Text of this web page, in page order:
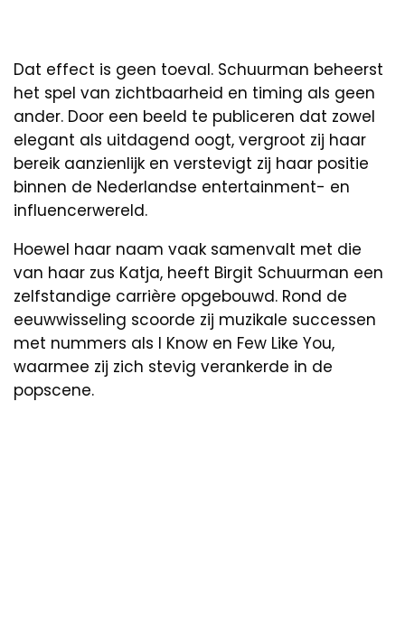
Dat effect is geen toeval. Schuurman beheerst
het spel van zichtbaarheid en timing als geen
ander. Door een beeld te publiceren dat zowel
elegant als uitdagend oogt, vergroot zij haar
bereik aanzienlijk en verstevigt zij haar positie
binnen de Nederlandse entertainment- en
influencerwereld.
Hoewel haar naam vaak samenvalt met die
van haar zus Katja, heeft Birgit Schuurman een
zelfstandige carrière opgebouwd. Rond de
eeuwwisseling scoorde zij muzikale successen
met nummers als I Know en Few Like You,
waarmee zij zich stevig verankerde in de
popscene.